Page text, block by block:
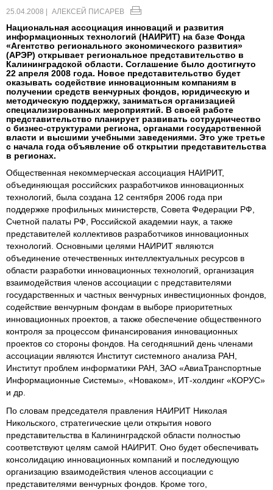
25.04.2008 | АЛЕКСЕЙ ПИСАРЕВ
Национальная ассоциация инноваций и развития
информационных технологий (НАИРИТ) на базе Фонда
«Агентство регионального экономического развития»
(АРЭР) открывает региональное представительство в
Калининградской области. Соглашение было достигнуто
22 апреля 2008 года. Новое представительство будет
оказывать содействие инновационным компаниям в
получении средств венчурных фондов, юридическую и
методическую поддержку, заниматься организацией
специализированных мероприятий. В своей работе
представительство планирует развивать сотрудничество
с бизнес-структурами региона, органами государственной
власти и высшими учебными заведениями. Это уже третье
с начала года объявление об открытии представительства
в регионах.
Общественная некоммерческая ассоциация НАИРИТ,
объединяющая российских разработчиков инновационных
технологий, была создана 12 сентября 2006 года при
поддержке профильных министерств, Совета Федерации РФ,
Счетной палаты РФ, Российской академии наук, а также
представителей коллективов разработчиков инновационных
технологий. Основными целями НАИРИТ являются
объединение отечественных интеллектуальных ресурсов в
области разработки инновационных технологий, организация
взаимодействия членов ассоциации с представителями
государственных и частных венчурных инвестиционных фондов,
содействие венчурным фондам в выборе приоритетных
инновационных проектов, а также обеспечение общественного
контроля за процессом финансирования инновационных
проектов со стороны фондов. На сегодняшний день членами
ассоциации являются Институт системного анализа РАН,
Институт проблем информатики РАН, ЗАО «АвиаТранспортные
Информационные Системы», «Новаком», ИТ-холдинг «КОРУС»
и др.
По словам председателя правления НАИРИТ Николая
Никольского, стратегические цели открытия нового
представительства в Калининградской области полностью
соответствуют целям самой НАИРИТ. Оно будет обеспечивать
консолидацию инновационных компаний и последующую
организацию взаимодействия членов ассоциации с
представителями венчурных фондов. Кроме того,